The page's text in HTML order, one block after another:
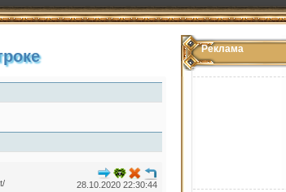
Реклама
28.10.2020 22:30:44